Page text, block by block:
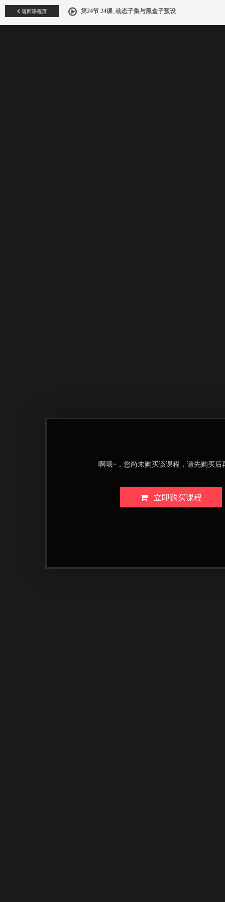
返回课程页 第24节 24课_动态子集与黑盒子预设
啊哦~，您尚未购买该课程，请先购买后
立即购买课程